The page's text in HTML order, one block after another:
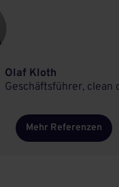
Olaf Kloth
Geschäftsführer, clean
Mehr Referenzen